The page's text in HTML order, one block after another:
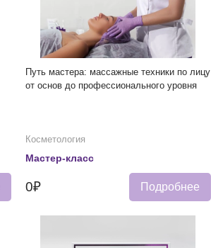
Путь мастера: массажные техники по лицу
от основ до профессионального уровня
Косметология
Мастер-класс
0₽ Подробнее